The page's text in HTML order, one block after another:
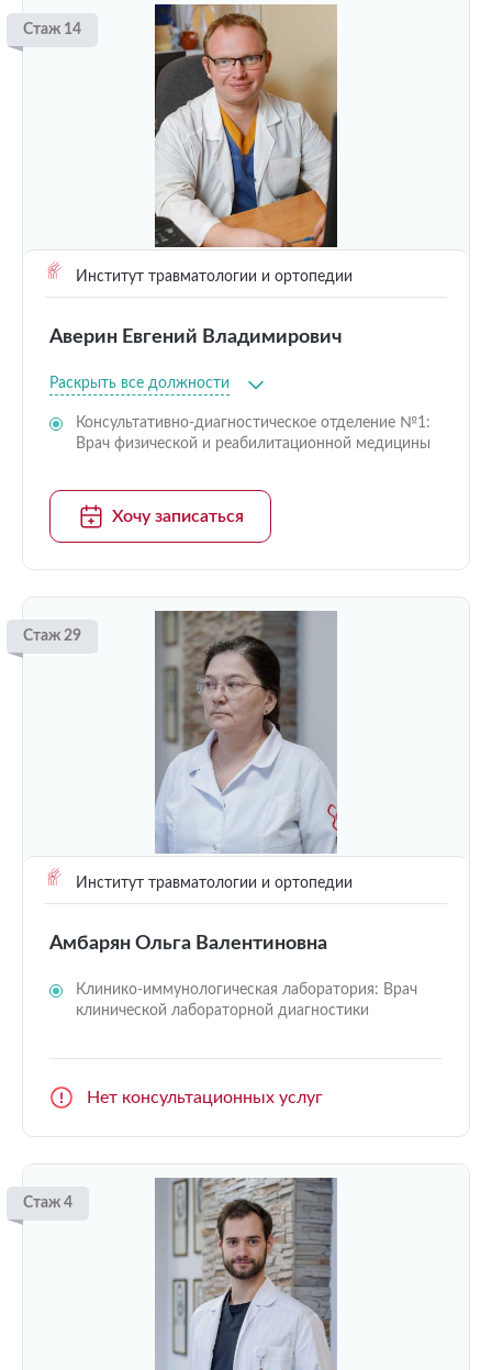
Стаж 14
Институт травматологии и ортопедии
Аверин Евгений Владимирович
Раскрыть все должности
Консультативно-диагностическое отделение №1:
Врач физической и реабилитационной медицины
Хочу записаться
Стаж 29
Институт травматологии и ортопедии
Амбарян Ольга Валентиновна
Клинико-иммунологическая лаборатория: Врач
клинической лабораторной диагностики
Нет консультационных услуг
Стаж 4